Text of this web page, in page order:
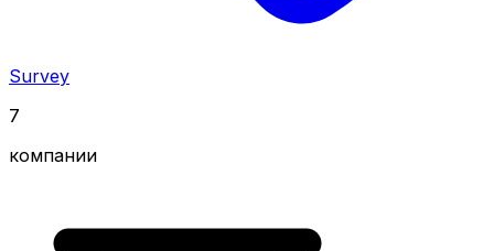
Survey
7
компании